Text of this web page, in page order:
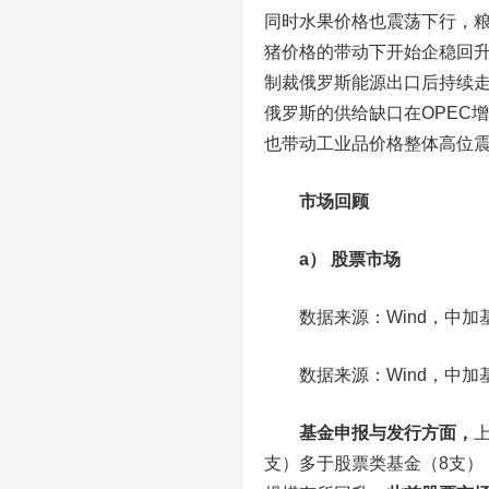
同时水果价格也震荡下行，
猪价格的带动下开始企稳回
制裁俄罗斯能源出口后持续
俄罗斯的供给缺口在OPEC
也带动工业品价格整体高位
市场回顾
a） 股票市场
数据来源：Wind，中加
数据来源：Wind，中加
基金申报与发行方面，
支）多于股票类基金（8支